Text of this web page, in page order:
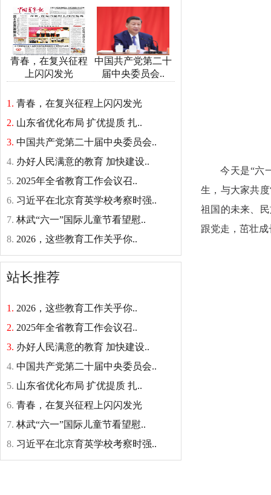
青春，在复兴征程
上闪闪发光
中国共产党第二十
届中央委员会..
1. 青春，在复兴征程上闪闪发光
2. 山东省优化布局 扩优提质 扎..
3. 中国共产党第二十届中央委员会..
4. 办好人民满意的教育 加快建设..
5. 2025年全省教育工作会议召..
6. 习近平在北京育英学校考察时强..
7. 林武“六一”国际儿童节看望慰..
8. 2026，这些教育工作关乎你..
站长推荐
1. 2026，这些教育工作关乎你..
2. 2025年全省教育工作会议召..
3. 办好人民满意的教育 加快建设..
4. 中国共产党第二十届中央委员会..
5. 山东省优化布局 扩优提质 扎..
6. 青春，在复兴征程上闪闪发光
7. 林武“六一”国际儿童节看望慰..
8. 习近平在北京育英学校考察时强..
今天是“六
生，与大家共
祖国的未来、
跟党走，茁壮